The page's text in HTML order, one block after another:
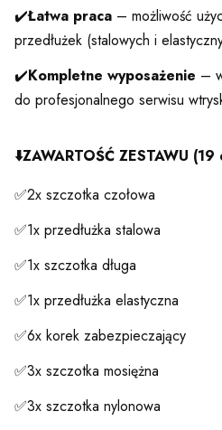
✔️Łatwa praca – możliwość
przedłużek (stalowych i
✔️Kompletne wyposażenie –
do profesjonalnego serwisu
⬇️ZAWARTOŚĆ ZESTAWU
✅2x szczotka czołowa
✅1x przedłużka stalowa
✅1x szczotka długa
✅1x przedłużka elastyczna
✅6x korek zabezpieczający
✅3x szczotka mosiężna
✅3x szczotka nylonowa